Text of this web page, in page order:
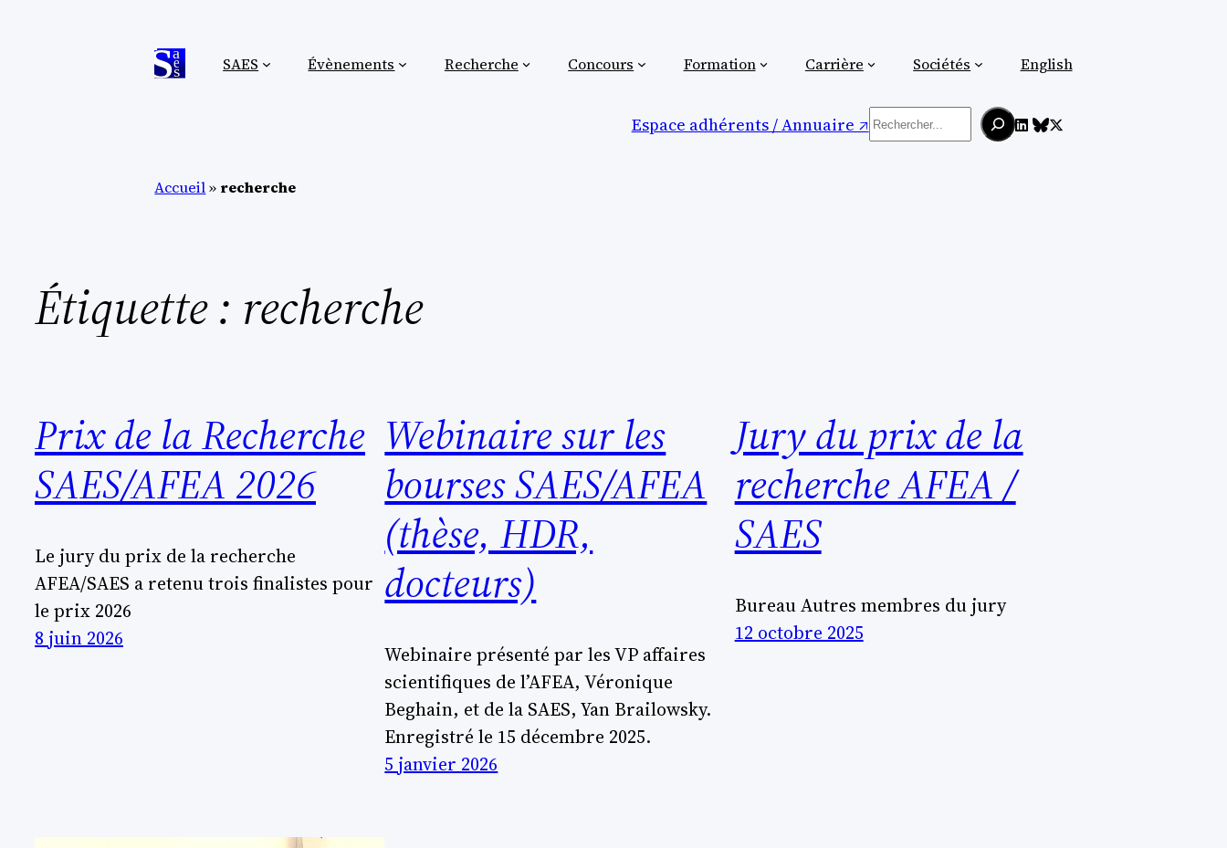
SAES Évènements Recherche Concours Formation Carrière Sociétés English
Espace adhérents / Annuaire ↗︎Rechercher
Accueil» recherche
Étiquette : recherche
Prix de la Recherche
SAES/AFEA 2026
Le jury du prix de la recherche
AFEA/SAES a retenu trois finalistes pour
le prix 2026
8 juin 2026
Webinaire sur les
bourses SAES/AFEA
(thèse, HDR,
docteurs)
Webinaire présenté par les VP affaires
scientifiques de l’AFEA, Véronique
Beghain, et de la SAES, Yan Brailowsky.
Enregistré le 15 décembre 2025.
5 janvier 2026
Jury du prix de la
recherche AFEA /
SAES
Bureau Autres membres du jury
12 octobre 2025